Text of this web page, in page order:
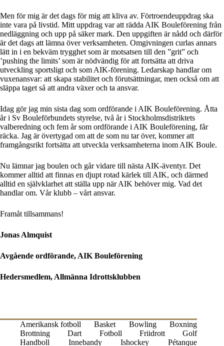
Men för mig är det dags för mig att kliva av. Förtroendeuppdrag ska
inte vara på livstid. Mitt uppdrag var att rädda AIK Bouleförening från
nedläggning och upp på säker mark. Den uppgiften är nådd och därför
är det dags att lämna över verksamheten. Omgivningen curlas annars
lätt in i en bekväm trygghet som är motsatsen till den ”grit” och
’pushing the limits’ som är nödvändig för att fortsätta att driva
utveckling sportsligt och som AIK-förening. Ledarskap handlar om
vuxenansvar: att skapa stabilitet och förutsättningar, men också om att
släppa taget så att andra växer och ta ansvar.
Idag gör jag min sista dag som ordförande i AIK Bouleförening. Åtta
år i Sv Bouleförbundets styrelse, två år i Stockholmsdistriktets
valberedning och fem år som ordförande i AIK Bouleförening, får
räcka. Jag är övertygad om att de som nu tar över, kommer att
framgångsrikt fortsätta att utveckla verksamheterna inom AIK Boule.
Nu lämnar jag boulen och går vidare till nästa AIK-äventyr. Det
kommer alltid att finnas en djupt rotad kärlek till AIK, och därmed
alltid en självklarhet att ställa upp när AIK behöver mig. Vad det
handlar om. Vår klubb – vårt ansvar.
Framåt tillsammans!
Jonas Almquist
Avgående ordförande, AIK Bouleförening
Hedersmedlem, Allmänna Idrottsklubben
Amerikansk fotboll Basket Bowling
Boxning
Brottning
Dart Fotboll Friidrott
Golf
Handboll
Innebandy Ishockey Pétanque